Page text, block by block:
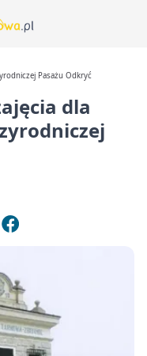
Pasażu Odkryć
dla